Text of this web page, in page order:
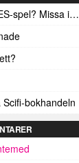
Sugen på nyproducerat NES-spel? Missa inte detta isf!
bokhandeln